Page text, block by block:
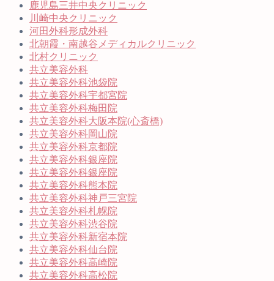
鹿児島三井中央クリニック
川崎中央クリニック
河田外科形成外科
北朝霞・南越谷メディカルクリニック
北村クリニック
共立美容外科
共立美容外科池袋院
共立美容外科宇都宮院
共立美容外科梅田院
共立美容外科大阪本院(心斎橋)
共立美容外科岡山院
共立美容外科京都院
共立美容外科銀座院
共立美容外科銀座院
共立美容外科熊本院
共立美容外科神戸三宮院
共立美容外科札幌院
共立美容外科渋谷院
共立美容外科新宿本院
共立美容外科仙台院
共立美容外科高崎院
共立美容外科高松院